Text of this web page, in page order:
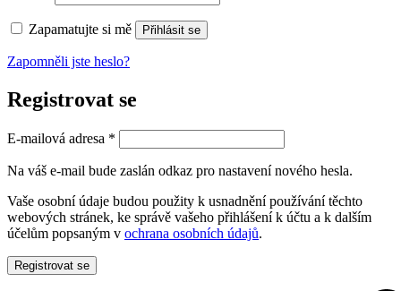
Zapamatujte si mě Přihlásit se
Zapomněli jste heslo?
Registrovat se
E-mailová adresa *
Na váš e-mail bude zaslán odkaz pro nastavení nového hesla.
Vaše osobní údaje budou použity k usnadnění používání těchto
webových stránek, ke správě vašeho přihlášení k účtu a k dalším
účelům popsaným v ochrana osobních údajů.
Registrovat se